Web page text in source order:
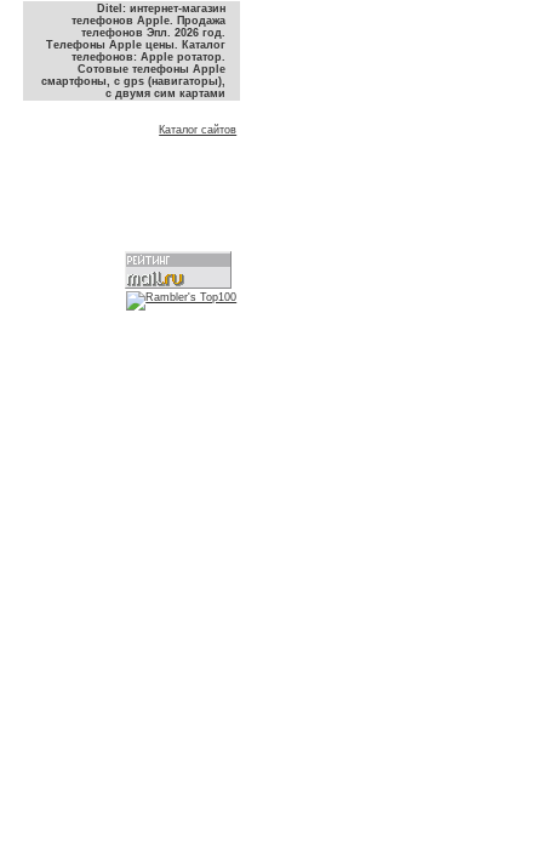
Ditel: интернет-магазин
телефонов Apple. Продажа
телефонов Эпл. 2026 год.
Телефоны Apple цены. Каталог
телефонов: Apple ротатор.
Сотовые телефоны Apple
смартфоны, с gps (навигаторы),
с двумя сим картами
Каталог сайтов